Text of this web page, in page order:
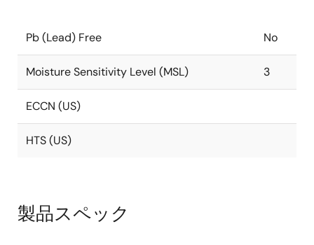
Pb (Lead) Free No
Moisture Sensitivity Level (MSL) 3
ECCN (US)
HTS (US)
製品スペック